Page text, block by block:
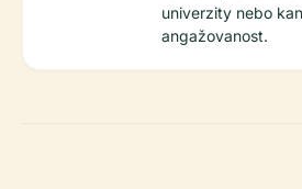
univerzity nebo
angažovanost.